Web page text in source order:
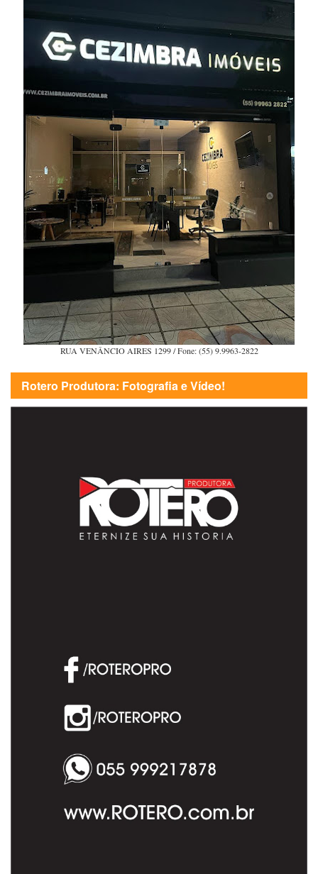
RUA VENÂNCIO AIRES 1299 / Fone: (55) 9.9963-2822
Rotero Produtora: Fotografia e Vídeo!